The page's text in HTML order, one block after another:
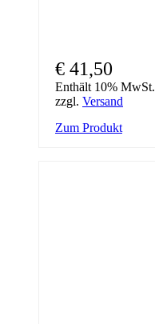
€ 41,50
Enthält 10% MwSt.
zzgl. Versand
Zum Produkt